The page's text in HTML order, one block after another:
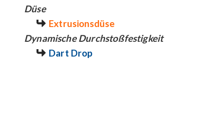
Düse
Extrusionsdüse
Dynamische Durchstoßfestigkeit
Dart Drop